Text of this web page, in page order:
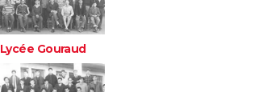
Lycée Gouraud